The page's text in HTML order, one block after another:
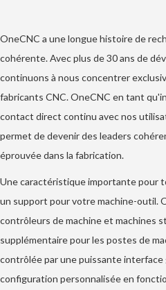
OneCNC a une longue histoire de
cohérente. Avec plus de 30 ans de
continuons à nous concentrer
fabricants CNC. OneCNC en tant
contact direct continu avec nos
permet de devenir des leaders
éprouvée dans la fabrication.
Une caractéristique importante pour
un support pour votre machine-outil.
contrôleurs de machine et machines
supplémentaire pour les postes de
contrôlée par une puissante
configuration personnalisée en